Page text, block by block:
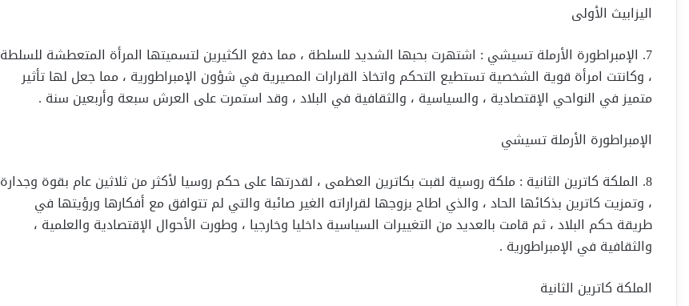
اليزابيث الأولى
7. الإمبراطورة الأرملة تسيشي : اشتهرت بحبها الشديد للسلطة ، مما دفع الكثيرين لتسميتها المرأة المتعطشة للسلطة
، وكانتت امرأة قوية الشخصية تستطيع التحكم واتخاذ القرارات المصيرية في شؤون الإمبراطورية ، مما جعل لها تأثير
متميز في النواحي الإقتصادية ، والسياسية ، والثقافية في البلاد ، وقد استمرت على العرش سبعة وأربعين سنة .
الإمبراطورة الأرملة تسيشي
8. الملكة كاترين الثانية : ملكة روسية لقبت بكاترين العظمى ، لقدرتها على حكم روسيا لأكثر من ثلاثين عام بقوة وجدارة
، وتمزيت كاترين بذكائها الحاد ، والذي اطاح بزوجها لقراراته الغير صائبة والتي لم تتوافق مع أفكارها ورؤيتها في
طريقة حكم البلاد ، ثم قامت بالعديد من التغييرات السياسية داخليا وخارجيا ، وطورت الأحوال الإقتصادية والعلمية ،
والثقافية في الإمبراطورية .
الملكة كاترين الثانية